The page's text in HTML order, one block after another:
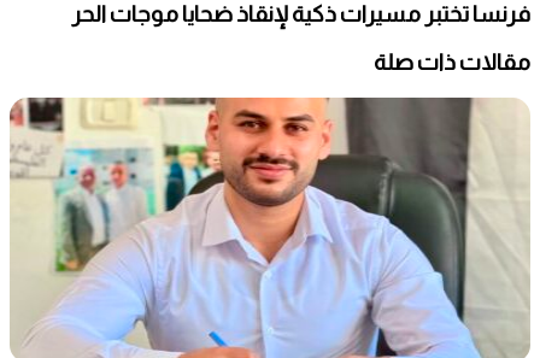
فرنسا تختبر مسيرات ذكية لإنقاذ ضحايا موجات الحر
مقالات ذات صلة